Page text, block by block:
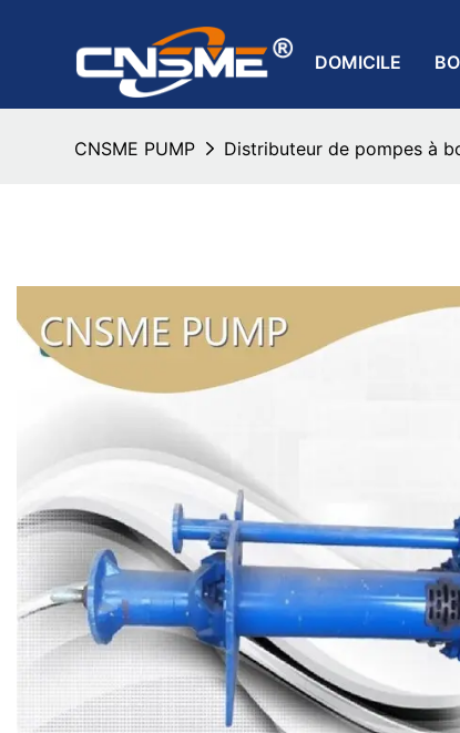
DOMICILE
CNSME PUMP Distributeur de pompes à